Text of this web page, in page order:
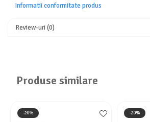
Informatii conformitate produs
Review-uri(0)
Produse similare
-20% -20%